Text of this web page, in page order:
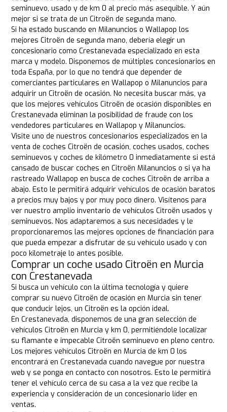
seminuevo, usado y de km 0 al precio más asequible. Y aún
mejor si se trata de un Citroën de segunda mano.
Si ha estado buscando en Milanuncios o Wallapop los
mejores Citroën de segunda mano, debería elegir un
concesionario como Crestanevada especializado en esta
marca y modelo. Disponemos de múltiples concesionarios en
toda España, por lo que no tendrá que depender de
comerciantes particulares en Wallapop o Milanuncios para
adquirir un Citroën de ocasión. No necesita buscar más, ya
que los mejores vehículos Citroën de ocasión disponibles en
Crestanevada eliminan la posibilidad de fraude con los
vendedores particulares en Wallapop y Milanuncios.
Visite uno de nuestros concesionarios especializados en la
venta de coches Citroën de ocasión, coches usados, coches
seminuevos y coches de kilómetro 0 inmediatamente si está
cansado de buscar coches en Citroën Milanuncios o si ya ha
rastreado Wallapop en busca de coches Citroën de arriba a
abajo. Esto le permitirá adquirir vehículos de ocasión baratos
a precios muy bajos y por muy poco dinero. Visítenos para
ver nuestro amplio inventario de vehículos Citroën usados y
seminuevos. Nos adaptaremos a sus necesidades y le
proporcionaremos las mejores opciones de financiación para
que pueda empezar a disfrutar de su vehículo usado y con
poco kilometraje lo antes posible.
Comprar un coche usado Citroën en Murcia
con Crestanevada
Si busca un vehículo con la última tecnología y quiere
comprar su nuevo Citroën de ocasión en Murcia sin tener
que conducir lejos, un Citroën es la opción ideal.
En Crestanevada, disponemos de una gran selección de
vehículos Citroën en Murcia y km 0, permitiéndole localizar
su flamante e impecable Citroën seminuevo en pleno centro.
Los mejores vehículos Citroën en Murcia de km 0 los
encontrará en Crestanevada cuando navegue por nuestra
web y se ponga en contacto con nosotros. Esto le permitirá
tener el vehículo cerca de su casa a la vez que recibe la
experiencia y consideración de un concesionario líder en
ventas.